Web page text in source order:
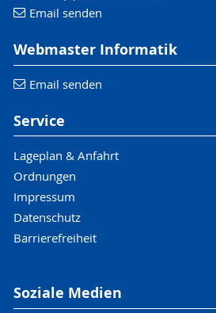
Email senden
Webmaster Informatik
Email senden
Service
Lageplan & Anfahrt
Ordnungen
Impressum
Datenschutz
Barrierefreiheit
Soziale Medien